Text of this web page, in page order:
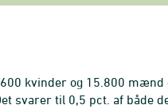
kvinder og 15.800 mænd
svarer til 0,5 pct. af både